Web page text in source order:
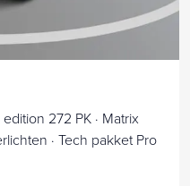
272 PK · Matrix
· Tech pakket Pro